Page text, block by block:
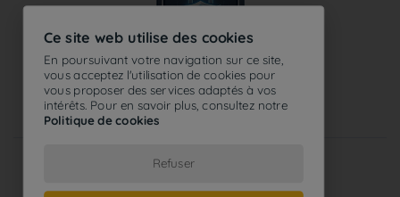
Ce site web utilise des cookies
En poursuivant votre navigation sur ce site,
vous acceptez l'utilisation de cookies pour
vous proposer des services adaptés à vos
intérêts. Pour en savoir plus, consultez notre
Politique de cookies
Refuser